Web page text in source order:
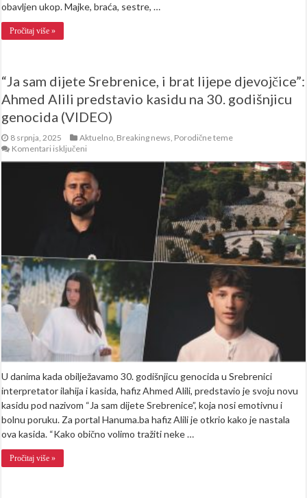
obavljen ukop. Majke, braća, sestre, …
Pročitaj više »
“Ja sam dijete Srebrenice, i brat lijepe djevojčice”:
Ahmed Alili predstavio kasidu na 30. godišnjicu
genocida (VIDEO)
8 srpnja, 2025 Aktuelno Breaking news Porodične teme
Komentari isključeni
dijete
Srebrenice,
i
brat
lijepe
djevojčice”:
predstavio
kasidu
na
30.
godišnjicu
genocida
(VIDEO)
U danima kada obilježavamo 30. godišnjicu genocida u Srebrenici
interpretator ilahija i kasida, hafiz Ahmed Alili, predstavio je svoju novu
kasidu pod nazivom “Ja sam dijete Srebrenice”, koja nosi emotivnu i
bolnu poruku. Za portal Hanuma.ba hafiz Alili je otkrio kako je nastala
ova kasida. “Kako obično volimo tražiti neke …
Pročitaj više »